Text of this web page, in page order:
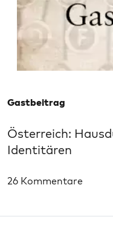
Gastbeitrag
Österreich:
Identitären
26 Kommentare